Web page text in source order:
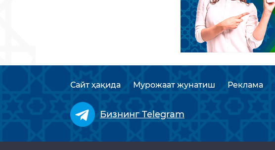
Сайт ҳақида Мурожаат жунатиш Реклама
Бизнинг Telegram